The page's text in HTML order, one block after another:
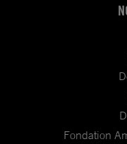
Fondation